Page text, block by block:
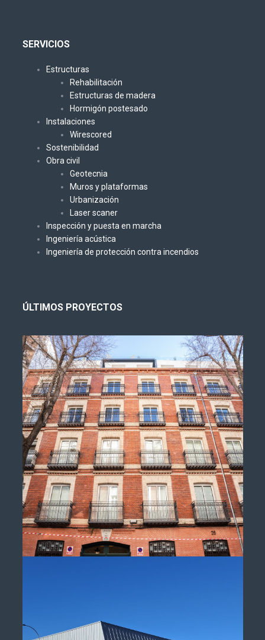
SERVICIOS
Estructuras
Rehabilitación
Estructuras de madera
Hormigón postesado
Instalaciones
Wirescored
Sostenibilidad
Obra civil
Geotecnia
Muros y plataformas
Urbanización
Laser scaner
Inspección y puesta en marcha
Ingeniería acústica
Ingeniería de protección contra incendios
ÚLTIMOS PROYECTOS